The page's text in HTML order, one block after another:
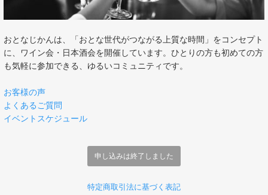
おとなじかんは、「おとな世代がつながる上質な時間」をコンセプト
に、ワイン会・日本酒会を開催しています。ひとりの方も初めての方
も気軽に参加できる、ゆるいコミュニティです。
お客様の声
よくあるご質問
イベントスケジュール
申し込みは終了しました
特定商取引法に基づく表記